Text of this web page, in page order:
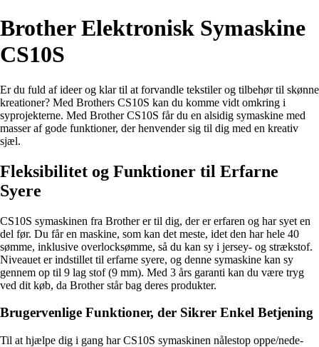
Brother Elektronisk Symaskine
CS10S
Er du fuld af ideer og klar til at forvandle tekstiler og tilbehør til skønne
kreationer? Med Brothers CS10S kan du komme vidt omkring i
syprojekterne. Med Brother CS10S får du en alsidig symaskine med
masser af gode funktioner, der henvender sig til dig med en kreativ
sjæl.
Fleksibilitet og Funktioner til Erfarne
Syere
CS10S symaskinen fra Brother er til dig, der er erfaren og har syet en
del før. Du får en maskine, som kan det meste, idet den har hele 40
sømme, inklusive overlocksømme, så du kan sy i jersey- og strækstof.
Niveauet er indstillet til erfarne syere, og denne symaskine kan sy
gennem op til 9 lag stof (9 mm). Med 3 års garanti kan du være tryg
ved dit køb, da Brother står bag deres produkter.
Brugervenlige Funktioner, der Sikrer Enkel Betjening
Til at hjælpe dig i gang har CS10S symaskinen nålestop oppe/nede-